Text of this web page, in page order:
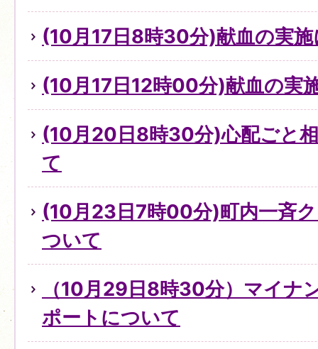
(10月17日8時30分)献血の実
(10月17日12時00分)献血の実
(10月20日8時30分)心配ごと
て
(10月23日7時00分)町内一斉
ついて
（10月29日8時30分）マイナ
ポートについて